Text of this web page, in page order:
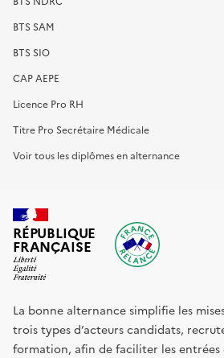
BTS SAM
BTS SIO
CAP AEPE
Licence Pro RH
Titre Pro Secrétaire Médicale
Voir tous les diplômes en alternance
RÉPUBLIQUE
FRANÇAISE
La bonne alternance simplifie les
trois types d’acteurs candidats,
formation, afin de faciliter les entrées